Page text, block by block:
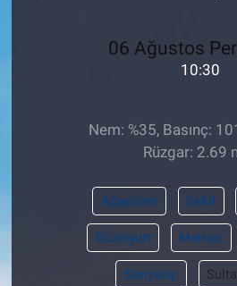
06 Ağustos
10:30
Nem: %35, Basınç:
Rüzgar: 2.69
Ağaçören Eskil
Güzelyurt Merkez
Sarıyahşi
Şeker ve Şekerli Mamüller
Tohum